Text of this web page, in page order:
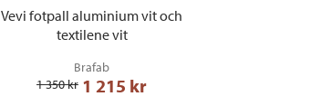
Vevi fotpall aluminium vit och
textilene vit
Brafab
1 350 kr 1 215 kr